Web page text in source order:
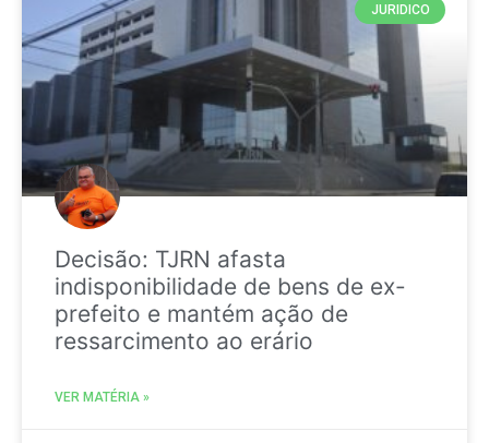
JURIDICO
Decisão: TJRN afasta
indisponibilidade de bens de ex-
prefeito e mantém ação de
ressarcimento ao erário
VER MATÉRIA »